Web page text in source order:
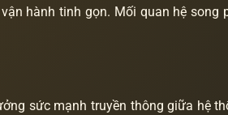
hành tinh gọn. Mối quan hệ
sức mạnh truyền thông giữa hệ